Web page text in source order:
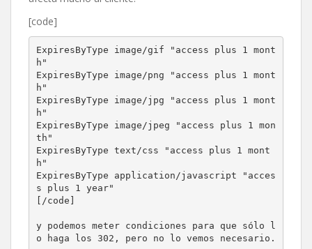
[code]
ExpiresByType image/gif "access plus 1 mont
h"
ExpiresByType image/png "access plus 1 mont
h"
ExpiresByType image/jpg "access plus 1 mont
h"
ExpiresByType image/jpeg "access plus 1 mon
th"
ExpiresByType text/css "access plus 1 mont
h"
ExpiresByType application/javascript "acces
s plus 1 year"
[/code]
y podemos meter condiciones para que sólo l
o haga los 302, pero no lo vemos necesario.